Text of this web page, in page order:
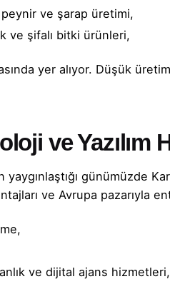
ve şarap üretimi,
ve şifalı bitki ürünleri,
yer alıyor. Düşük
ve Yazılım
yaygınlaştığı günümüzde
ve Avrupa pazarıyla
ve dijital ajans hizmetleri,